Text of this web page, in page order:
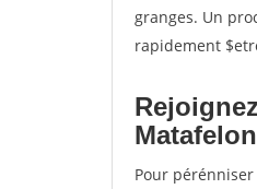
granges. Un
rapidement
Pour